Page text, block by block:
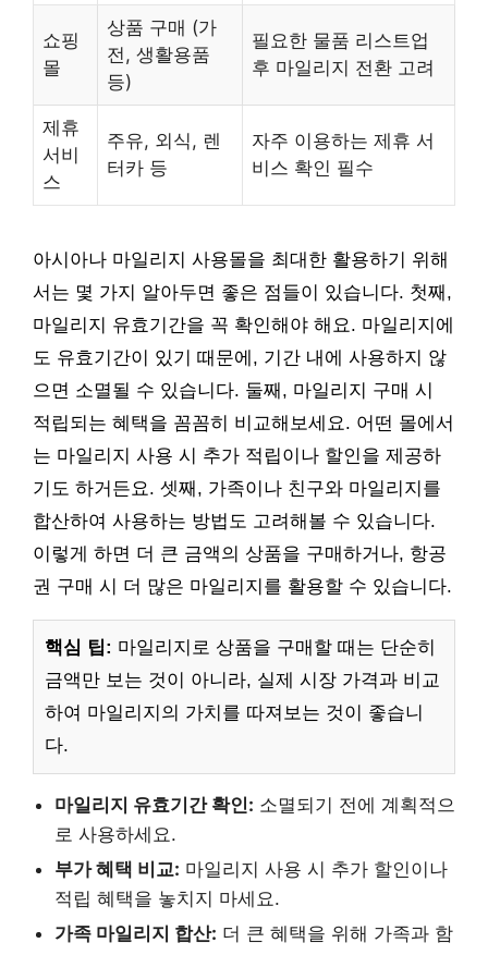
쇼핑
몰
상품 구매 (가
전, 생활용품
등)
필요한 물품 리스트업
후 마일리지 전환 고려
제휴
서비
스
주유, 외식, 렌
터카 등
자주 이용하는 제휴 서
비스 확인 필수
아시아나 마일리지 사용몰을 최대한 활용하기 위해
서는 몇 가지 알아두면 좋은 점들이 있습니다. 첫째,
마일리지 유효기간을 꼭 확인해야 해요. 마일리지에
도 유효기간이 있기 때문에, 기간 내에 사용하지 않
으면 소멸될 수 있습니다. 둘째, 마일리지 구매 시
적립되는 혜택을 꼼꼼히 비교해보세요. 어떤 몰에서
는 마일리지 사용 시 추가 적립이나 할인을 제공하
기도 하거든요. 셋째, 가족이나 친구와 마일리지를
합산하여 사용하는 방법도 고려해볼 수 있습니다.
이렇게 하면 더 큰 금액의 상품을 구매하거나, 항공
권 구매 시 더 많은 마일리지를 활용할 수 있습니다.
핵심 팁: 마일리지로 상품을 구매할 때는 단순히
금액만 보는 것이 아니라, 실제 시장 가격과 비교
하여 마일리지의 가치를 따져보는 것이 좋습니
다.
마일리지 유효기간 확인: 소멸되기 전에 계획적으
로 사용하세요.
부가 혜택 비교: 마일리지 사용 시 추가 할인이나
적립 혜택을 놓치지 마세요.
가족 마일리지 합산: 더 큰 혜택을 위해 가족과 함